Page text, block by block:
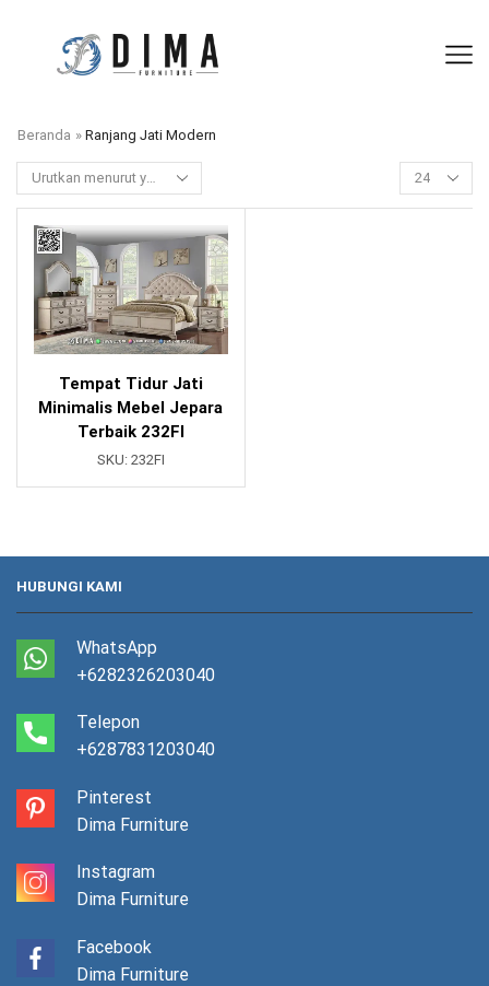
Beranda » Ranjang Jati Modern
Tempat Tidur Jati
Minimalis Mebel Jepara
Terbaik 232FI
SKU: 232FI
HUBUNGI KAMI
WhatsApp
+6282326203040
Telepon
+6287831203040
Pinterest
Dima Furniture
Instagram
Dima Furniture
Facebook
Dima Furniture